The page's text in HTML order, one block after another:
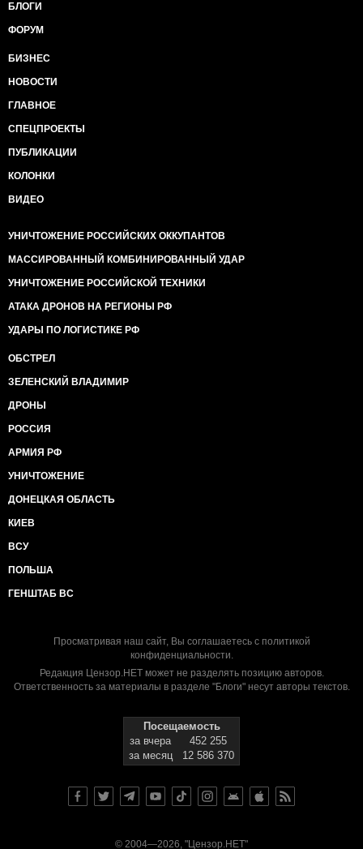
БЛОГИ
ФОРУМ
БИЗНЕС
НОВОСТИ
ГЛАВНОЕ
СПЕЦПРОЕКТЫ
ПУБЛИКАЦИИ
КОЛОНКИ
ВИДЕО
УНИЧТОЖЕНИЕ РОССИЙСКИХ ОККУПАНТОВ
МАССИРОВАННЫЙ КОМБИНИРОВАННЫЙ УДАР
УНИЧТОЖЕНИЕ РОССИЙСКОЙ ТЕХНИКИ
АТАКА ДРОНОВ НА РЕГИОНЫ РФ
УДАРЫ ПО ЛОГИСТИКЕ РФ
ОБСТРЕЛ
ЗЕЛЕНСКИЙ ВЛАДИМИР
ДРОНЫ
РОССИЯ
АРМИЯ РФ
УНИЧТОЖЕНИЕ
ДОНЕЦКАЯ ОБЛАСТЬ
КИЕВ
ВСУ
ПОЛЬША
ГЕНШТАБ ВС
Просматривая наш сайт, Вы соглашаетесь с политикой
конфиденциальности.
Редакция Цензор.НЕТ может не разделять позицию авторов.
Ответственность за материалы в разделе "Блоги" несут авторы текстов.
Посещаемость
за вчера
452 255
за месяц
12 586 370
© 2004—2026, "Цензор.НЕТ"